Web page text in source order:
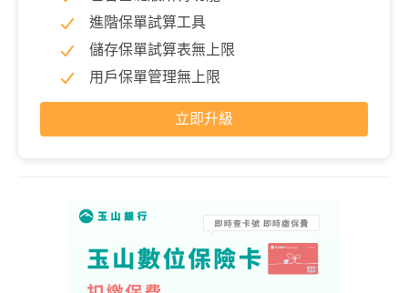
特定手術(最高)
進階保單試算工具
儲存保單試算表無上限
用戶保單管理無上限
立即升級